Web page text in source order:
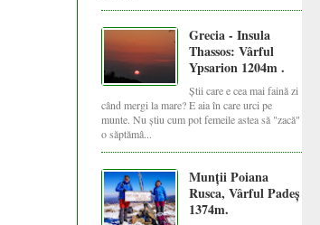
Grecia - Insula
Thassos: Vârful
Ypsarion 1204m .
Știi care e cea mai faină zi
când mergi la mare? E aia în care urci pe
munte. Nu știu cum pot femeile astea să "zacă"
o săptămâ...
Munții Poiana
Rusca, Vârful Padeș
1374m.